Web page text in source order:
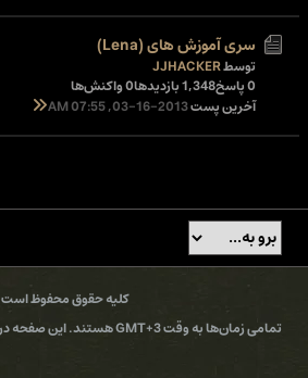
سری آموزش های (Lena)
توسطJJHACKER
0 پاسخ
1,348 بازدیدها
0 واکنش‌ها
آخرین پست03-16-2013, 07:55 AM
کلیه حقوق محفوظ است
تمامی زمان‌ها به وقت GMT+3 هستند. این صفحه در 06:30 PM ایجاد شده است.